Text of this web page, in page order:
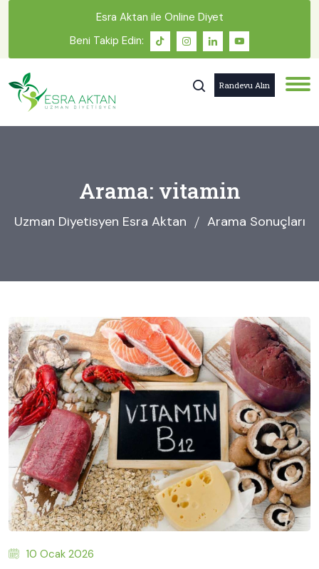
Esra Aktan ile Online Diyet
Beni Takip Edin:
Randevu Alın
Arama: vitamin
Uzman Diyetisyen Esra Aktan Arama Sonuçları
10 Ocak 2026